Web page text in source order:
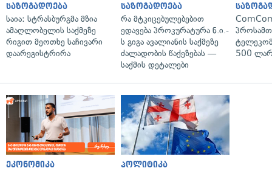
საზოგადოება
საია: სტრასბურგმა მზია
ამაღლობელის საქმეზე
რიგით მეოთხე საჩივარი
დაარეგისტრირა
საზოგადოება
რა მტკიცებულებებით
ედავება პროკურატურა ნ.ი.-
ს გიგა ავალიანის საქმეზე
ძალადობის წაქეზებას —
საქმის დეტალები
500
ეკონომიკა პოლიტიკა